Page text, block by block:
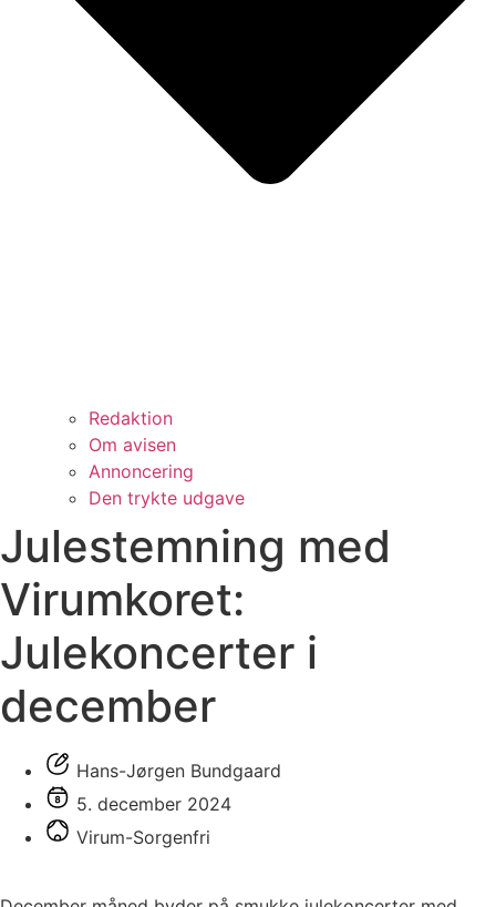
Redaktion
Om avisen
Annoncering
Den trykte udgave
Julestemning med
Virumkoret:
Julekoncerter i
december
Hans-Jørgen Bundgaard
5. december 2024
Virum-Sorgenfri